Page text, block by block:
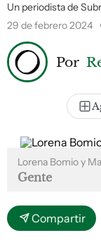
Un periodista de
29 de febrero 2024
Por
Lorena Bomio y
Gente
Compartir